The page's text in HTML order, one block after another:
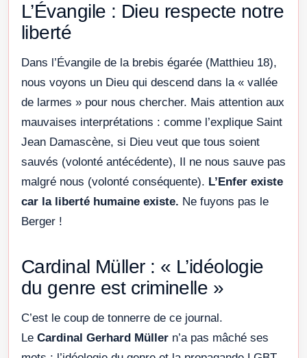
L’Évangile : Dieu respecte notre
liberté
Dans l’Évangile de la brebis égarée (Matthieu 18),
nous voyons un Dieu qui descend dans la « vallée
de larmes » pour nous chercher. Mais attention aux
mauvaises interprétations : comme l’explique Saint
Jean Damascène, si Dieu veut que tous soient
sauvés (volonté antécédente), Il ne nous sauve pas
malgré nous (volonté conséquente). L’Enfer existe
car la liberté humaine existe. Ne fuyons pas le
Berger !
Cardinal Müller : « L’idéologie
du genre est criminelle »
C’est le coup de tonnerre de ce journal.
Le Cardinal Gerhard Müller n’a pas mâché ses